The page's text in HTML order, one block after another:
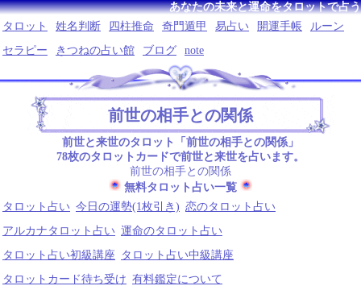
あなたの未来と運命をタロットで占う
タロット
姓名判断 四柱推命 奇門遁甲 易占い 開運手帳
ルーン
セラピー
きつねの占い館 ブログ note
前世の相手との関係
前世と来世のタロット「前世の相手との関係」
78枚のタロットカードで前世と来世を占います。
前世の相手との関係
無料タロット占い一覧
タロット占い 今日の運勢(1枚引き) 恋のタロット占い
アルカナタロット占い 運命のタロット占い
タロット占い初級講座
タロット占い中級講座
タロットカード待ち受け 有料鑑定について